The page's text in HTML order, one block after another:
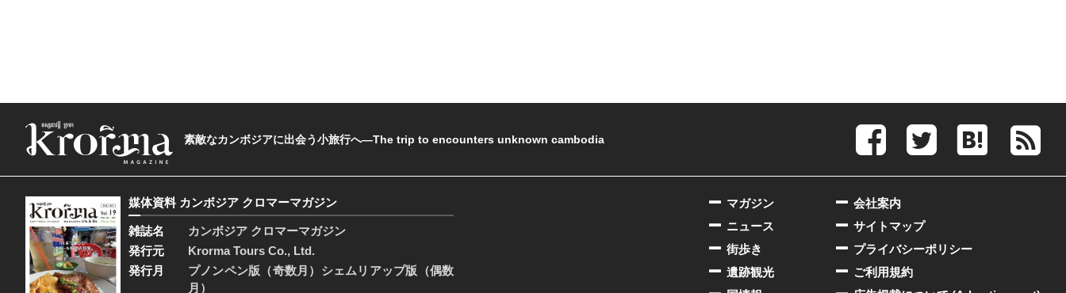
素敵なカンボジアに出会う小旅行へ―The trip to encounters unknown cambodia
媒体資料 カンボジア クロマーマガジン
雑誌名
カンボジア クロマーマガジン
発行元
Krorma Tours Co., Ltd.
発行月
プノンペン版（奇数月）シェムリアップ版（偶数
月）
会社案内
サイトマップ
プライバシーポリシー
ご利用規約
マガジン
ニュース
街歩き
遺跡観光